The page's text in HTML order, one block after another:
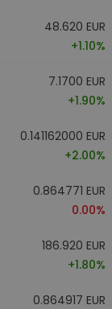
48.620 EUR
+1.10%
7.1700 EUR
+1.90%
0.141162000 EUR
+2.00%
0.864771 EUR
0.00%
186.920 EUR
+1.80%
0.864917 EUR